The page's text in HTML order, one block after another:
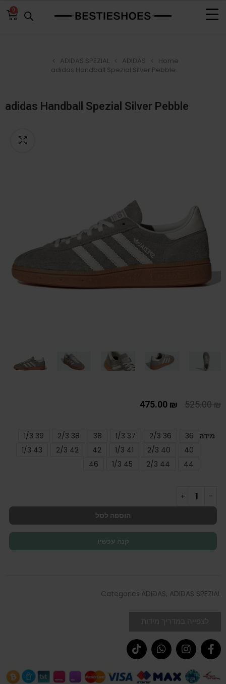
0
Home
ADIDAS
ADIDAS SPEZIAL
adidas Handball Spezial Silver Pebble
adidas Handball Spezial Silver Pebble
525.00₪
475.00 ₪
מידה 36
36 2/3
37 1/3
38
38 2/3
39 1/3
40
40 2/3
41 1/3
42
42 2/3
43 1/3
44
44 2/3
45 1/3
46
הוספה לסל
קנה עכשיו
Categories ADIDAS, ADIDAS SPEZIAL